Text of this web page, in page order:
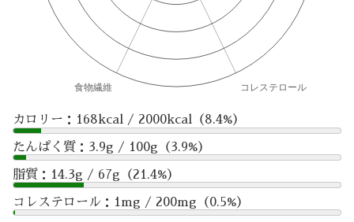
カロリー：168kcal / 2000kcal（8.4%）
たんぱく質：3.9g / 100g（3.9%）
脂質：14.3g / 67g（21.4%）
コレステロール：1mg / 200mg（0.5%）